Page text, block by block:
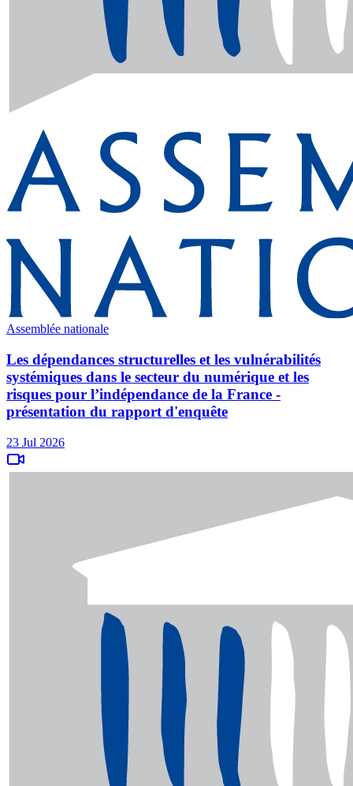
Assemblée nationale
Les dépendances structurelles et les vulnérabilités
systémiques dans le secteur du numérique et les
risques pour l’indépendance de la France -
présentation du rapport d'enquête
23 Jul 2026